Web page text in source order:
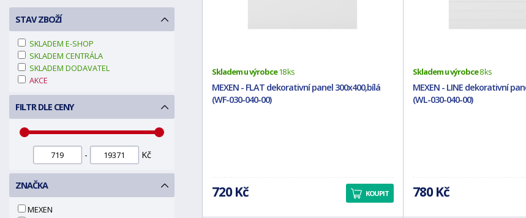
Skladem u výrobce18 ks
MEXEN - FLAT dekorativní panel 300x400,bílá
(WF-030-040-00)
720 Kč KOUPIT
Skladem u výrobce8 ks
MEXEN - LINE dekorativní
(WL-030-040-00)
780 Kč
STAV ZBOŽÍ
SKLADEM E-SHOP
SKLADEM CENTRÁLA
SKLADEM DODAVATEL
AKCE
FILTR DLE CENY
- Kč
ZNAČKA
MEXEN